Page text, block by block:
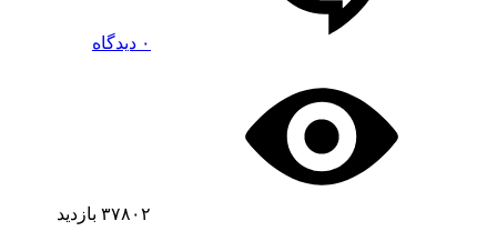
۰ دیدگاه
۳۷۸۰۲ بازدید